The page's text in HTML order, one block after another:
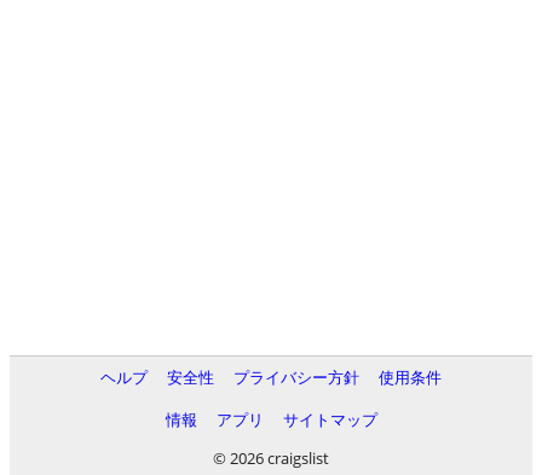
ヘルプ 安全性 プライバシー方針
使用条件
情報
アプリ
サイトマップ
© 2026 craigslist